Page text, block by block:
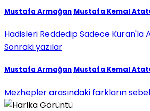
Mustafa Armağan Mustafa Kemal
Hadisleri Reddedip Sadece Kuran'la
Sonraki yazılar
Mustafa Armağan Mustafa Kemal
Mezhepler arasındaki farkların